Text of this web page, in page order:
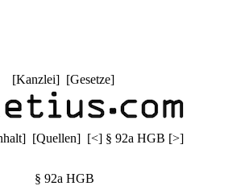
[Kanzlei] [Gesetze]
] [Quellen] [<] § 92a HGB [>]
§ 92a HGB